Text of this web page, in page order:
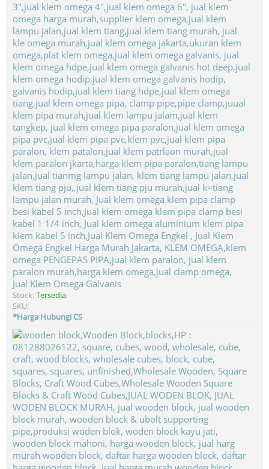
Jual Klem Omega Galvanis
Stock:Tersedia
SKU:
*Harga Hubungi CS